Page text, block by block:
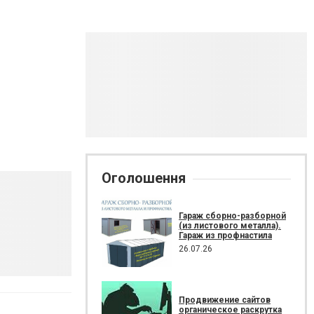
Оголошення
Гараж сборно-разборной
(из листового металла).
Гараж из профнастила
26.07.26
Продвижение сайтов
органическое раскрутка